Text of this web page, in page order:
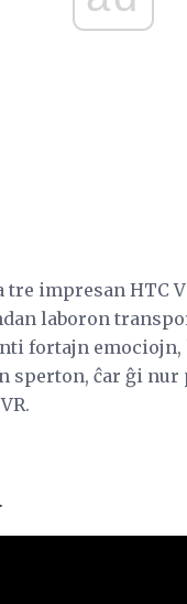
impresan HTC
laboron
fortajn
sperton, ĉar ĝi